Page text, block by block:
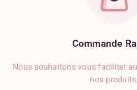
Commande
Nous souhaitons vous faciliter
nos produits.